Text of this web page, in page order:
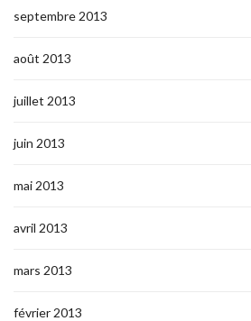
septembre 2013
août 2013
juillet 2013
juin 2013
mai 2013
avril 2013
mars 2013
février 2013